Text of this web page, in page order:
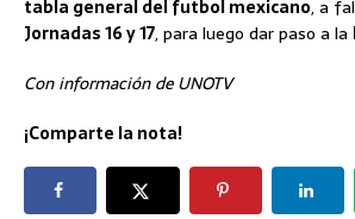
tabla general del futbol mexicano, a
Jornadas 16 y 17, para luego dar paso a la
Con información de UNOTV
¡Comparte la nota!